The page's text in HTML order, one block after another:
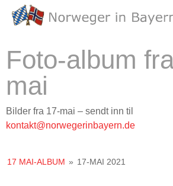
Foto-album
mai
Bilder fra 17-mai – sendt inn til
kontakt@norwegerinbayern.de
17 MAI-ALBUM » 17-MAI 2021